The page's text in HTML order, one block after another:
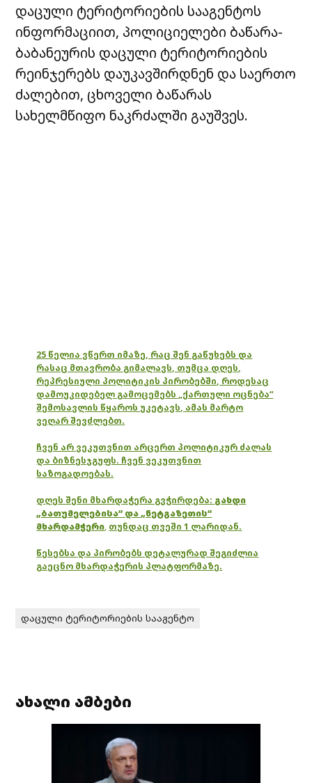
დაცული ტერიტორიების სააგენტოს
ინფორმაციით, პოლიციელები ბაწარა-
ბაბანეურის დაცული ტერიტორიების
რეინჯერებს დაუკავშირდნენ და საერთო
ძალებით, ცხოველი ბაწარას
სახელმწიფო ნაკრძალში გაუშვეს.
25 წელია ვწერთ იმაზე, რაც შენ გაწუხებს და
რასაც მთავრობა გიმალავს, თუმცა დღეს,
რეპრესიული პოლიტიკის პირობებში, როდესაც
დამოუკიდებელ გამოცემებს „ქართული ოცნება“
შემოსავლის წყაროს უკეტავს, ამას მარტო
ვეღარ შევძლებთ.
ჩვენ არ ვეკუთვნით არცერთ პოლიტიკურ ძალას
და ბიზნესჯგუფს. ჩვენ ვეკუთვნით
საზოგადოებას.
დღეს შენი მხარდაჭერა გვჭირდება: გახდი
„ბათუმელებისა“ და „ნეტგაზეთის“
მხარდამჭერი, თუნდაც თვეში 1 ლარიდან.
წესებსა და პირობებს დეტალურად შეგიძლია
გაეცნო მხარდაჭერის პლატფორმაზე.
დაცული ტერიტორიების სააგენტო
ახალი ამბები